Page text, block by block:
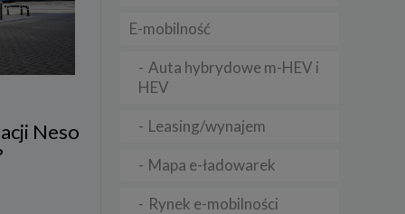
Neso
E-mobilność
Auta hybrydowe m-HEV i
HEV
Leasing/wynajem
Mapa e-ładowarek
Rynek e-mobilności